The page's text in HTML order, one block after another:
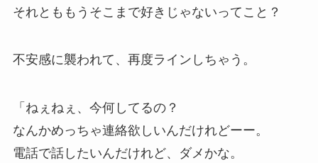
それとももうそこまで好きじゃないってこと？
不安感に襲われて、再度ラインしちゃう。
「ねぇねぇ、今何してるの？
なんかめっちゃ連絡欲しいんだけれどーー。
電話で話したいんだけれど、ダメかな。